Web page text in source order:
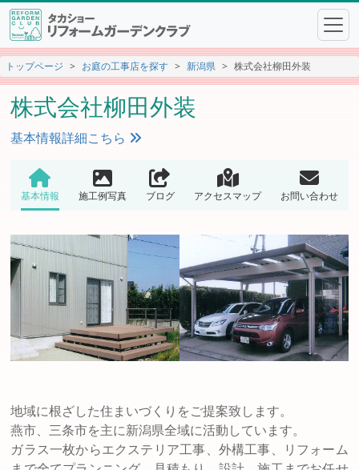
トップページ お庭の工事店を探す 新潟県 株式会社柳田外装
株式会社柳田外装
基本情報詳細こちら
基本情報 施工例写真 ブログ アクセスマップ お問い合わせ
地域に根ざした住まいづくりをご提案致します。
燕市、三条市を主に新潟県全域に活動しています。
ガラス一枚からエクステリア工事、外構工事、リフォーム